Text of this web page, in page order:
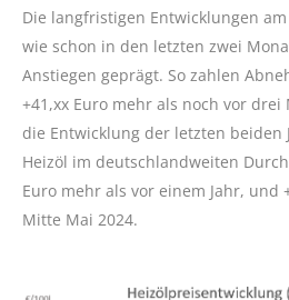
Die langfristigen Entwicklungen
wie schon in den letzten zwei
Anstiegen geprägt. So zahlen
+41,xx Euro mehr als noch vor
die Entwicklung der letzten beiden
Heizöl im deutschlandweiten
Euro mehr als vor einem Jahr, und
Mitte Mai 2024.